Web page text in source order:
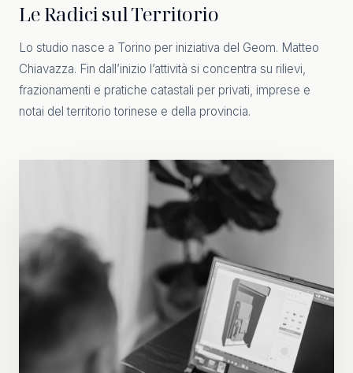
Le Radici sul Territorio
Lo studio nasce a Torino per iniziativa del Geom. Matteo
Chiavazza. Fin dall’inizio l’attività si concentra su rilievi,
frazionamenti e pratiche catastali per privati, imprese e
notai del territorio torinese e della provincia.